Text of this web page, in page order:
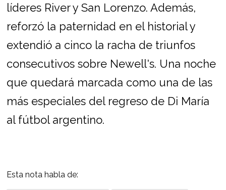
líderes River y San Lorenzo. Además,
reforzó la paternidad en el historial y
extendió a cinco la racha de triunfos
consecutivos sobre Newell's. Una noche
que quedará marcada como una de las
más especiales del regreso de Di María
al fútbol argentino.
Esta nota habla de: